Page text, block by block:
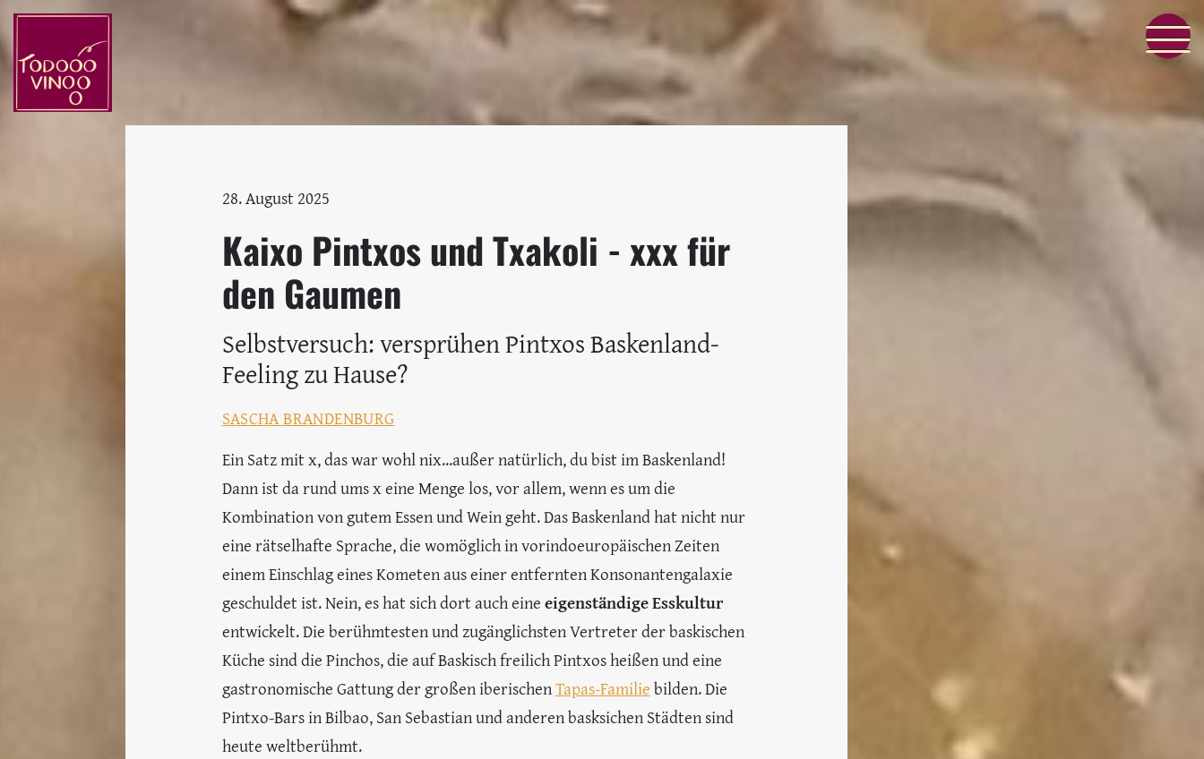
28. August 2025
Kaixo Pintxos und Txakoli - xxx für
den Gaumen
Selbstversuch: versprühen Pintxos Baskenland-
Feeling zu Hause?
SASCHA BRANDENBURG
Ein Satz mit x, das war wohl nix...außer natürlich, du bist im Baskenland!
Dann ist da rund ums x eine Menge los, vor allem, wenn es um die
Kombination von gutem Essen und Wein geht. Das Baskenland hat nicht nur
eine rätselhafte Sprache, die womöglich in vorindoeuropäischen Zeiten
einem Einschlag eines Kometen aus einer entfernten Konsonantengalaxie
geschuldet ist. Nein, es hat sich dort auch eineeigenständige Esskultur
entwickelt. Die berühmtesten und zugänglichsten Vertreter der baskischen
Küche sind die Pinchos, die auf Baskisch freilich Pintxos heißen und eine
gastronomische Gattung der großen iberischenTapas-Familiebilden. Die
Pintxo-Bars in Bilbao, San Sebastian und anderen basksichen Städten sind
heute weltberühmt.